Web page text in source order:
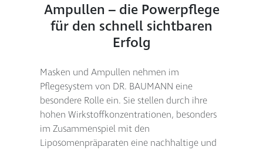
Ampullen – die Powerpflege
für den schnell sichtbaren
Erfolg
Masken und Ampullen nehmen im
Pflegesystem von DR. BAUMANN eine
besondere Rolle ein. Sie stellen durch ihre
hohen Wirkstoffkonzentrationen, besonders
im Zusammenspiel mit den
Liposomenpräparaten eine nachhaltige und